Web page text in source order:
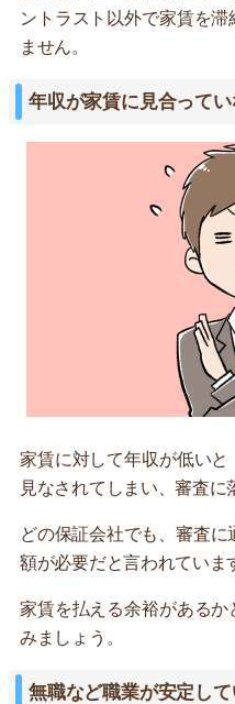
ントラスト以外で家賃を
ません。
年収が家賃に見合って
家賃に対して年収が低いと
見なされてしまい、審査に
どの保証会社でも、審査
額が必要だと言われていま
家賃を払える余裕がある
みましょう。
無職など職業が安定し